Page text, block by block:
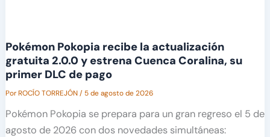
Pokémon Pokopia recibe la actualización
gratuita 2.0.0 y estrena Cuenca Coralina, su
primer DLC de pago
PorROCÍO TORREJÓN/ 5 de agosto de 2026
Pokémon Pokopia se prepara para un gran regreso el 5 de
agosto de 2026 con dos novedades simultáneas: